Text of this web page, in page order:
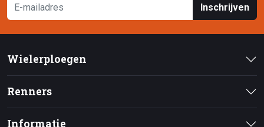
Inschrijven
Wielerploegen
Renners
Informatie